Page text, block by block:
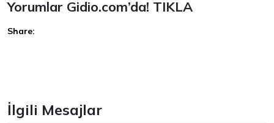
Yorumlar Gidio.com’da! TIKLA
Share:
İlgili Mesajlar